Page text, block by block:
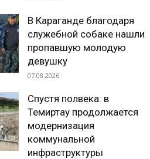
В Караганде благодаря
служебной собаке нашли
пропавшую молодую
девушку
07.08.2026
Спустя полвека: в
Темиртау продолжается
модернизация
коммунальной
инфраструктуры